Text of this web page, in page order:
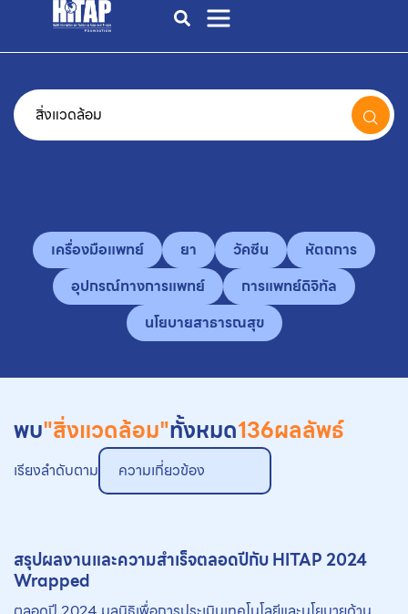
เครื่องมือแพทย์ ยา วัคซีน
หัตถการ
อุปกรณ์ทางการแพทย์
การแพทย์ดิจิทัล
นโยบายสาธารณสุข
พบ"สิ่งแวดล้อม"ทั้งหมด136ผลลัพธ์
เรียงลำดับตาม ความเกี่ยวข้อง
สรุปผลงานและความสำเร็จตลอดปีกับ HITAP 2024
Wrapped